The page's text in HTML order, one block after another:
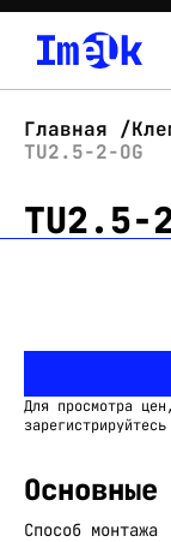
Главная
TU2.5-2-OG
TU2.5-
Для просмотра
Основные
Способ монтажа